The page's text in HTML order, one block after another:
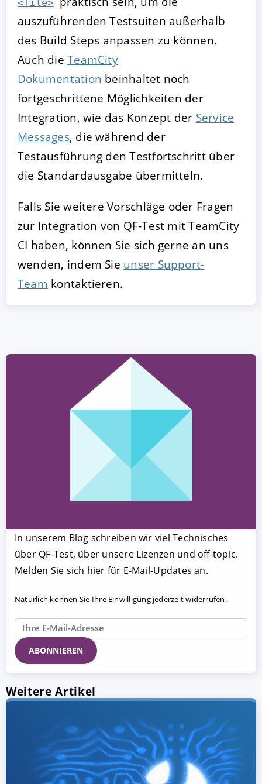
auszuführenden Testsuiten außerhalb
des Build Steps anpassen zu können.
Auch dieTeamCity
Dokumentation beinhaltet noch
fortgeschrittene Möglichkeiten der
Integration, wie das Konzept der Service
Messages, die während der
Testausführung den Testfortschritt über
die Standardausgabe übermitteln.
Falls Sie weitere Vorschläge oder Fragen
zur Integration von QF-Test mit TeamCity
CI haben, können Sie sich gerne an uns
wenden, indem Sie unser Support-
Team kontaktieren.
In unserem Blog schreiben wir viel Technisches
über QF-Test, über unsere Lizenzen und off-topic.
Melden Sie sich hier für E-Mail-Updates an.
Natürlich können Sie Ihre Einwilligung jederzeit widerrufen.
Weitere Artikel